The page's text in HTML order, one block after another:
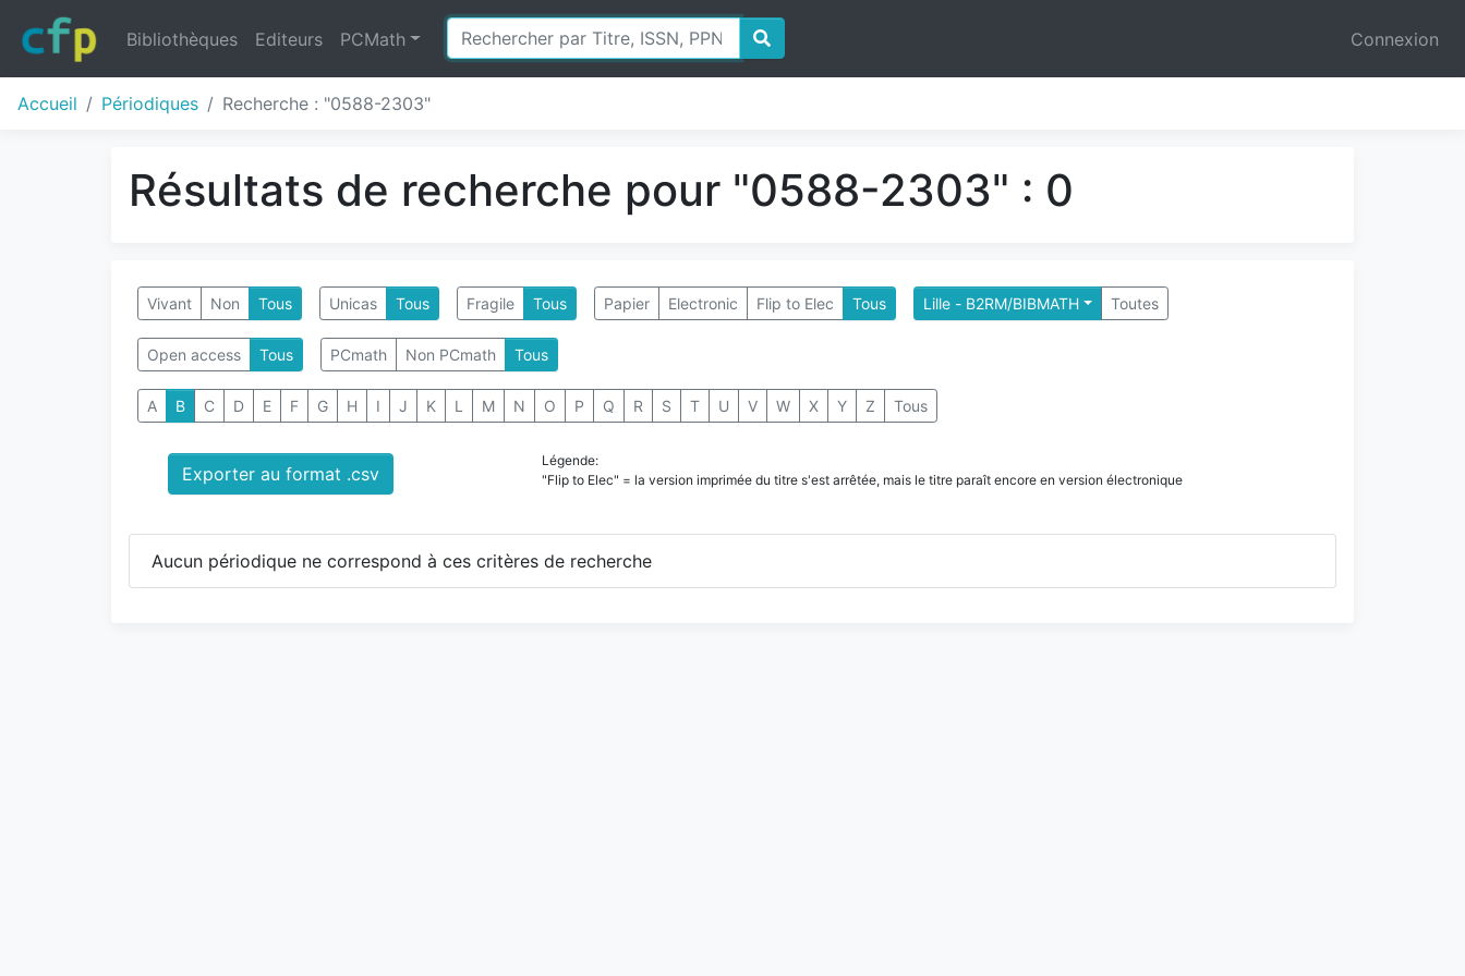
Bibliothèques Editeurs PCMath Connexion
Accueil Périodiques Recherche : "0588-2303"
Résultats de recherche pour "0588-2303" : 0
Vivant Non Tous Unicas Tous Fragile Tous Papier Electronic Flip to Elec Tous Lille - B2RM/BIBMATH Toutes
Open access Tous PCmath Non PCmath Tous
A B C D E F G H I J K L M N O P Q R S T U V W X Y Z Tous
Exporter au format .csv
Légende:
"Flip to Elec" = la version imprimée du titre s'est arrêtée, mais le titre paraît encore en version électronique
Aucun périodique ne correspond à ces critères de recherche